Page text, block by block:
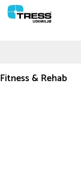
Fitness & Rehab